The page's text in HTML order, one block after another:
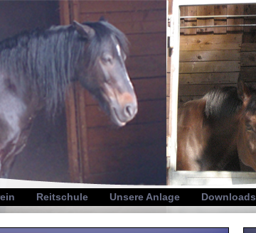
Reitschule Unsere Anlage Downloads